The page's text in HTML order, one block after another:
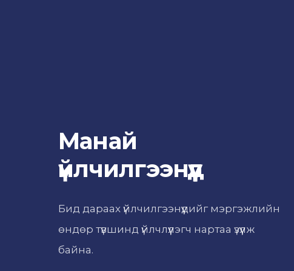
Манай
үйлчилгээнүүд
Бид дараах үйлчилгээнүүдийг мэргэжлийн
өндөр түвшинд үйлчлүүлэгч нартаа үзүүлж
байна.